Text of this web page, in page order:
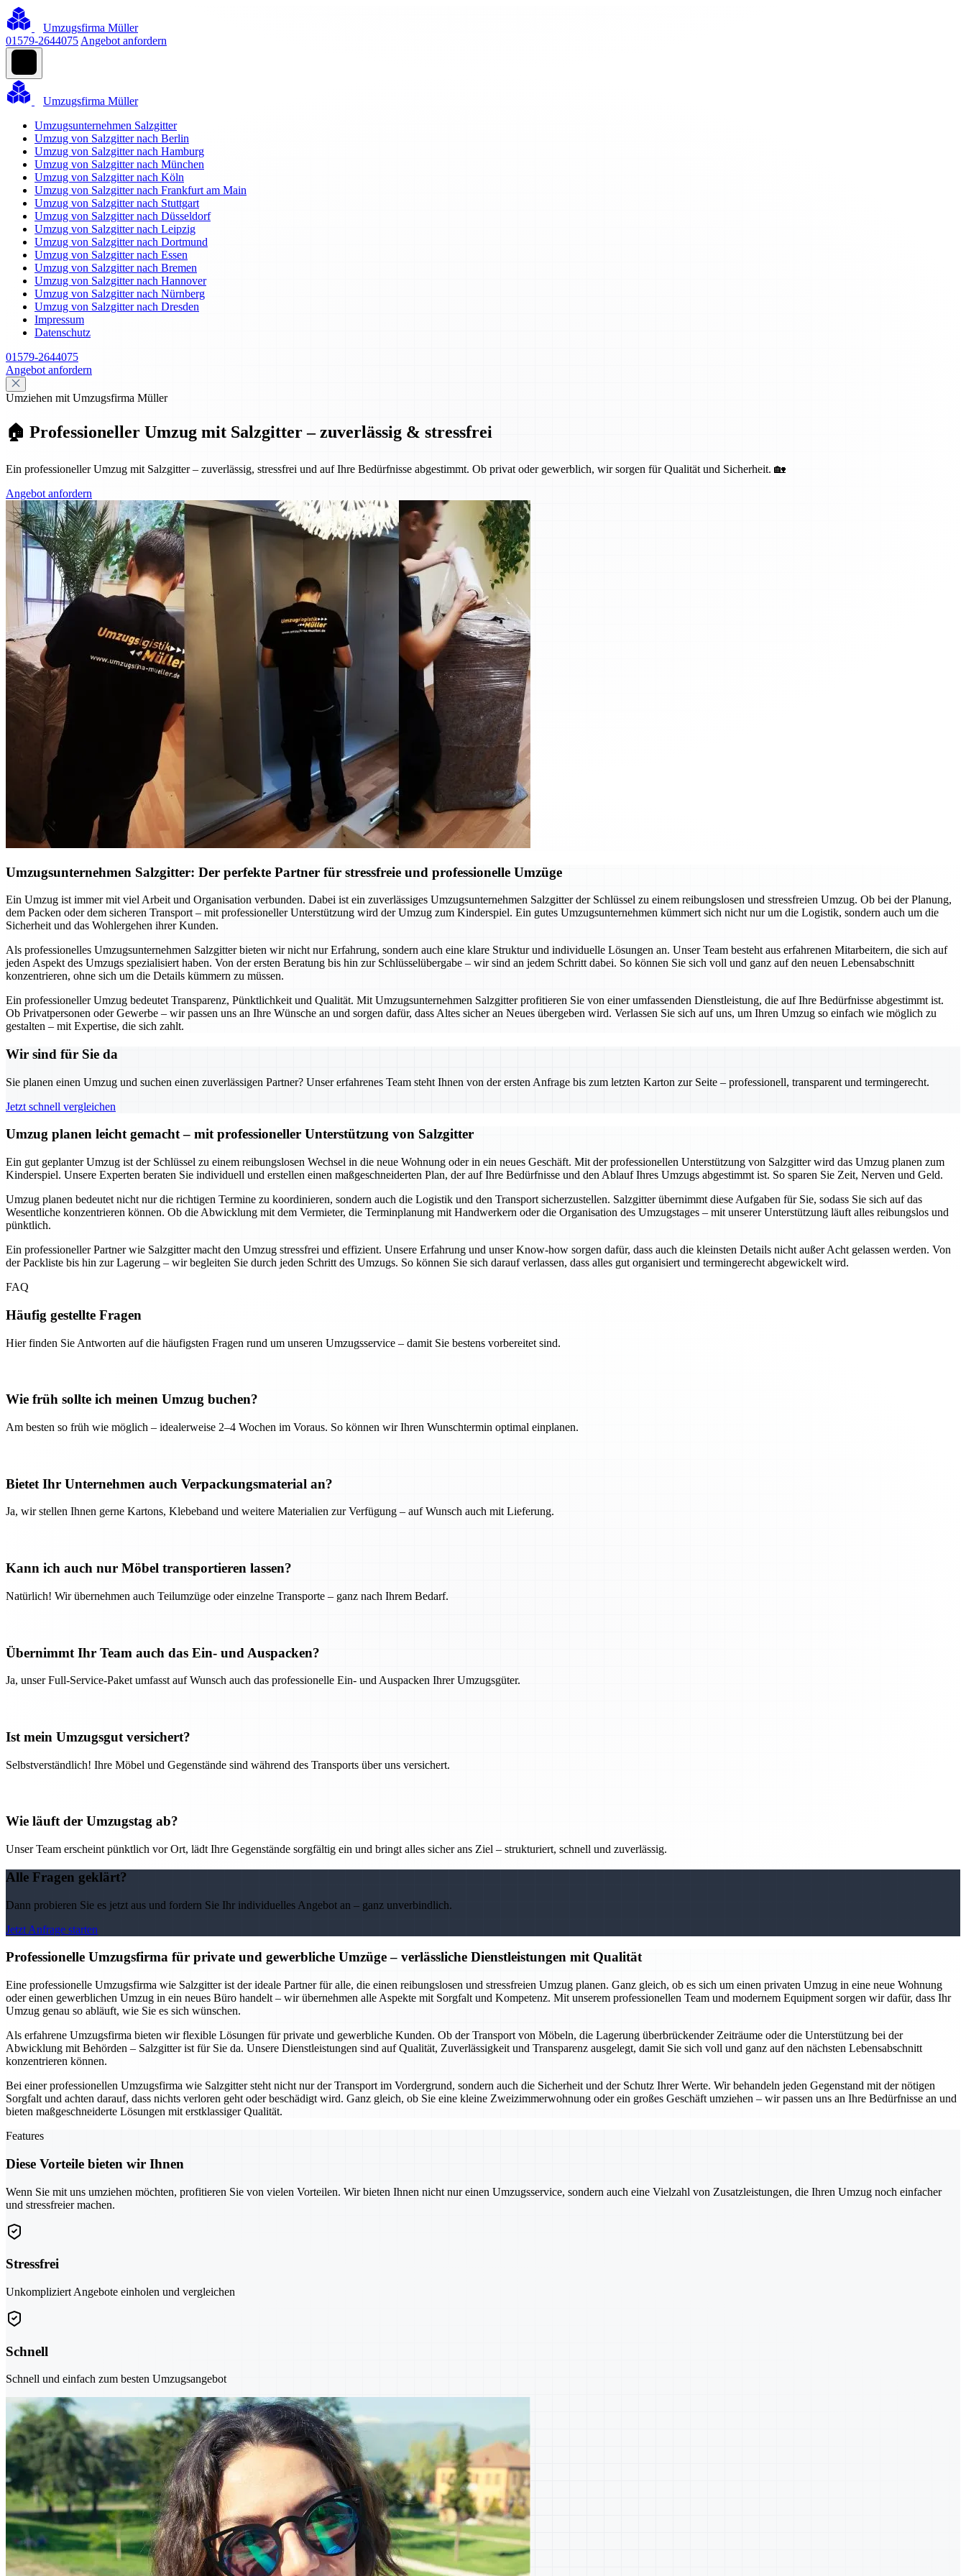
Umzugsfirma Müller
01579-2644075 Angebot anfordern
Umzugsfirma Müller
Umzugsunternehmen Salzgitter
Umzug von Salzgitter nach Berlin
Umzug von Salzgitter nach Hamburg
Umzug von Salzgitter nach München
Umzug von Salzgitter nach Köln
Umzug von Salzgitter nach Frankfurt am Main
Umzug von Salzgitter nach Stuttgart
Umzug von Salzgitter nach Düsseldorf
Umzug von Salzgitter nach Leipzig
Umzug von Salzgitter nach Dortmund
Umzug von Salzgitter nach Essen
Umzug von Salzgitter nach Bremen
Umzug von Salzgitter nach Hannover
Umzug von Salzgitter nach Nürnberg
Umzug von Salzgitter nach Dresden
Impressum
Datenschutz
01579-2644075
Angebot anfordern
Umziehen mit Umzugsfirma Müller
🏠 Professioneller Umzug mit Salzgitter – zuverlässig & stressfrei
Ein professioneller Umzug mit Salzgitter – zuverlässig, stressfrei und auf Ihre Bedürfnisse abgestimmt. Ob privat oder gewerblich, wir sorgen für Qualität und Sicherheit. 🏡
Angebot anfordern
Umzugsunternehmen Salzgitter: Der perfekte Partner für stressfreie und professionelle Umzüge
Ein Umzug ist immer mit viel Arbeit und Organisation verbunden. Dabei ist ein zuverlässiges Umzugsunternehmen Salzgitter der Schlüssel zu einem reibungslosen und stressfreien Umzug. Ob bei der Planung,
dem Packen oder dem sicheren Transport – mit professioneller Unterstützung wird der Umzug zum Kinderspiel. Ein gutes Umzugsunternehmen kümmert sich nicht nur um die Logistik, sondern auch um die
Sicherheit und das Wohlergehen ihrer Kunden.
Als professionelles Umzugsunternehmen Salzgitter bieten wir nicht nur Erfahrung, sondern auch eine klare Struktur und individuelle Lösungen an. Unser Team besteht aus erfahrenen Mitarbeitern, die sich auf
jeden Aspekt des Umzugs spezialisiert haben. Von der ersten Beratung bis hin zur Schlüsselübergabe – wir sind an jedem Schritt dabei. So können Sie sich voll und ganz auf den neuen Lebensabschnitt
konzentrieren, ohne sich um die Details kümmern zu müssen.
Ein professioneller Umzug bedeutet Transparenz, Pünktlichkeit und Qualität. Mit Umzugsunternehmen Salzgitter profitieren Sie von einer umfassenden Dienstleistung, die auf Ihre Bedürfnisse abgestimmt ist.
Ob Privatpersonen oder Gewerbe – wir passen uns an Ihre Wünsche an und sorgen dafür, dass Altes sicher an Neues übergeben wird. Verlassen Sie sich auf uns, um Ihren Umzug so einfach wie möglich zu
gestalten – mit Expertise, die sich zahlt.
Wir sind für Sie da
Sie planen einen Umzug und suchen einen zuverlässigen Partner? Unser erfahrenes Team steht Ihnen von der ersten Anfrage bis zum letzten Karton zur Seite – professionell, transparent und termingerecht.
Jetzt schnell vergleichen
Umzug planen leicht gemacht – mit professioneller Unterstützung von Salzgitter
Ein gut geplanter Umzug ist der Schlüssel zu einem reibungslosen Wechsel in die neue Wohnung oder in ein neues Geschäft. Mit der professionellen Unterstützung von Salzgitter wird das Umzug planen zum
Kinderspiel. Unsere Experten beraten Sie individuell und erstellen einen maßgeschneiderten Plan, der auf Ihre Bedürfnisse und den Ablauf Ihres Umzugs abgestimmt ist. So sparen Sie Zeit, Nerven und Geld.
Umzug planen bedeutet nicht nur die richtigen Termine zu koordinieren, sondern auch die Logistik und den Transport sicherzustellen. Salzgitter übernimmt diese Aufgaben für Sie, sodass Sie sich auf das
Wesentliche konzentrieren können. Ob die Abwicklung mit dem Vermieter, die Terminplanung mit Handwerkern oder die Organisation des Umzugstages – mit unserer Unterstützung läuft alles reibungslos und
pünktlich.
Ein professioneller Partner wie Salzgitter macht den Umzug stressfrei und effizient. Unsere Erfahrung und unser Know-how sorgen dafür, dass auch die kleinsten Details nicht außer Acht gelassen werden. Von
der Packliste bis hin zur Lagerung – wir begleiten Sie durch jeden Schritt des Umzugs. So können Sie sich darauf verlassen, dass alles gut organisiert und termingerecht abgewickelt wird.
FAQ
Häufig gestellte Fragen
Hier finden Sie Antworten auf die häufigsten Fragen rund um unseren Umzugsservice – damit Sie bestens vorbereitet sind.
Wie früh sollte ich meinen Umzug buchen?
Am besten so früh wie möglich – idealerweise 2–4 Wochen im Voraus. So können wir Ihren Wunschtermin optimal einplanen.
Bietet Ihr Unternehmen auch Verpackungsmaterial an?
Ja, wir stellen Ihnen gerne Kartons, Klebeband und weitere Materialien zur Verfügung – auf Wunsch auch mit Lieferung.
Kann ich auch nur Möbel transportieren lassen?
Natürlich! Wir übernehmen auch Teilumzüge oder einzelne Transporte – ganz nach Ihrem Bedarf.
Übernimmt Ihr Team auch das Ein- und Auspacken?
Ja, unser Full-Service-Paket umfasst auf Wunsch auch das professionelle Ein- und Auspacken Ihrer Umzugsgüter.
Ist mein Umzugsgut versichert?
Selbstverständlich! Ihre Möbel und Gegenstände sind während des Transports über uns versichert.
Wie läuft der Umzugstag ab?
Unser Team erscheint pünktlich vor Ort, lädt Ihre Gegenstände sorgfältig ein und bringt alles sicher ans Ziel – strukturiert, schnell und zuverlässig.
Alle Fragen geklärt?
Dann probieren Sie es jetzt aus und fordern Sie Ihr individuelles Angebot an – ganz unverbindlich.
Jetzt Anfrage starten
Professionelle Umzugsfirma für private und gewerbliche Umzüge – verlässliche Dienstleistungen mit Qualität
Eine professionelle Umzugsfirma wie Salzgitter ist der ideale Partner für alle, die einen reibungslosen und stressfreien Umzug planen. Ganz gleich, ob es sich um einen privaten Umzug in eine neue Wohnung
oder einen gewerblichen Umzug in ein neues Büro handelt – wir übernehmen alle Aspekte mit Sorgfalt und Kompetenz. Mit unserem professionellen Team und modernem Equipment sorgen wir dafür, dass Ihr
Umzug genau so abläuft, wie Sie es sich wünschen.
Als erfahrene Umzugsfirma bieten wir flexible Lösungen für private und gewerbliche Kunden. Ob der Transport von Möbeln, die Lagerung überbrückender Zeiträume oder die Unterstützung bei der
Abwicklung mit Behörden – Salzgitter ist für Sie da. Unsere Dienstleistungen sind auf Qualität, Zuverlässigkeit und Transparenz ausgelegt, damit Sie sich voll und ganz auf den nächsten Lebensabschnitt
konzentrieren können.
Bei einer professionellen Umzugsfirma wie Salzgitter steht nicht nur der Transport im Vordergrund, sondern auch die Sicherheit und der Schutz Ihrer Werte. Wir behandeln jeden Gegenstand mit der nötigen
Sorgfalt und achten darauf, dass nichts verloren geht oder beschädigt wird. Ganz gleich, ob Sie eine kleine Zweizimmerwohnung oder ein großes Geschäft umziehen – wir passen uns an Ihre Bedürfnisse an und
bieten maßgeschneiderte Lösungen mit erstklassiger Qualität.
Features
Diese Vorteile bieten wir Ihnen
Wenn Sie mit uns umziehen möchten, profitieren Sie von vielen Vorteilen. Wir bieten Ihnen nicht nur einen Umzugsservice, sondern auch eine Vielzahl von Zusatzleistungen, die Ihren Umzug noch einfacher
und stressfreier machen.
Stressfrei
Unkompliziert Angebote einholen und vergleichen
Schnell
Schnell und einfach zum besten Umzugsangebot